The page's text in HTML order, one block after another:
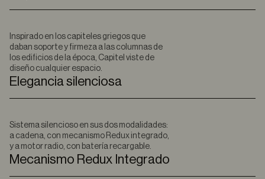
Inspirado en los capiteles griegos que
daban soporte y firmeza a las columnas de
los edificios de la época, Capitel viste de
diseño cualquier espacio.
Elegancia silenciosa
Sistema silencioso en sus dos modalidades:
a cadena, con mecanismo Redux integrado,
y a motor radio, con batería recargable.
Mecanismo Redux Integrado